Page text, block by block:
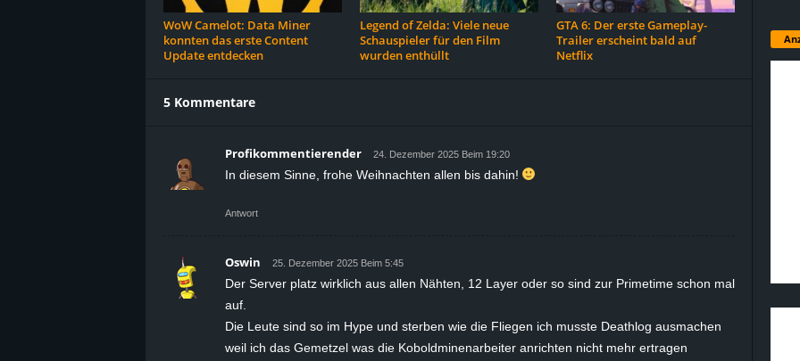
WoW Camelot: Data Miner
konnten das erste Content
Update entdecken
Legend of Zelda: Viele neue
Schauspieler für den Film
wurden enthüllt
GTA 6: Der erste Gameplay-
Trailer erscheint bald auf
Netflix
5 Kommentare
Profikommentierender 24. Dezember 2025 Beim 19:20
In diesem Sinne, frohe Weihnachten allen bis dahin!
Antwort
Oswin 25. Dezember 2025 Beim 5:45
Der Server platz wirklich aus allen Nähten, 12 Layer oder so sind zur Primetime schon mal
auf.
Die Leute sind so im Hype und sterben wie die Fliegen ich musste Deathlog ausmachen
weil ich das Gemetzel was die Koboldminenarbeiter anrichten nicht mehr ertragen